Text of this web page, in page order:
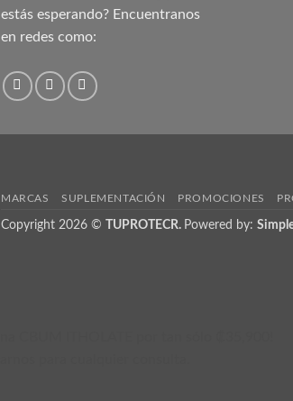
estás esperando? Encuentranos
en redes como:
MARCAS SUPLEMENTACIÓN PROMOCIONES
Copyright 2026 © TUPROTECR. Powered by: